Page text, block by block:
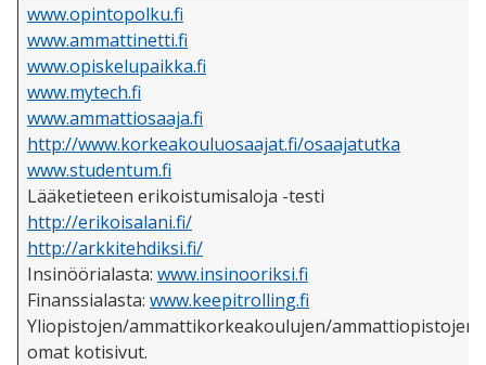
www.opintopolku.fi
www.ammattinetti.fi
www.opiskelupaikka.fi
www.mytech.fi
www.ammattiosaaja.fi
http://www.korkeakouluosaajat.fi/osaajatutka
www.studentum.fi
Lääketieteen erikoistumisaloja -testi
http://erikoisalani.fi/
http://arkkitehdiksi.fi/
Insinöörialasta: www.insinooriksi.fi
Finanssialasta: www.keepitrolling.fi
Yliopistojen/ammattikorkeakoulujen/ammattiopistojen
omat kotisivut.